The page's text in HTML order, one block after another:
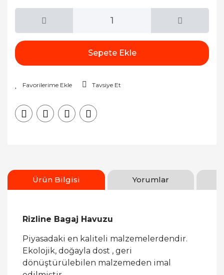
Sepete Ekle
Tavsiye Et
Ürün Bilgisi Yorumlar
Rizline Bagaj Havuzu
Piyasadaki en kaliteli malzemelerdendir.
Ekolojik, doğayla dost , geri
dönüştürülebilen malzemeden imal